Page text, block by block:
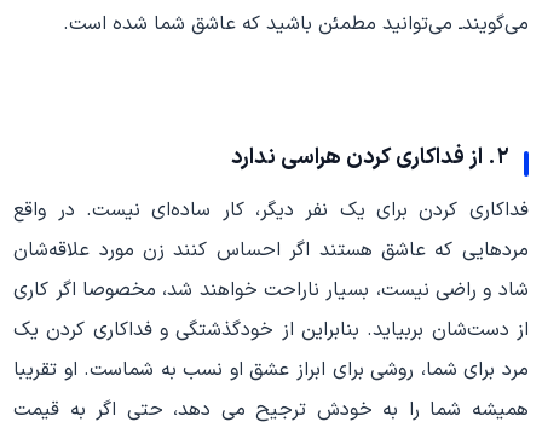
می‌گویندـ می‌توانید مطمئن باشید که عاشق شما شده است.
۲. از فداکاری کردن هراسی ندارد
فداکاری کردن برای یک نفر دیگر، کار ساده‌ای نیست. در واقع
مردهایی که عاشق هستند اگر احساس کنند زن مورد علاقه‌شان
شاد و راضی نیست، بسیار ناراحت خواهند شد، مخصوصا اگر کاری
از دست‌شان بربیاید. بنابراین از خودگذشتگی و فداکاری کردن یک
مرد برای شما، روشی برای ابراز عشق او نسب به شماست. او تقریبا
همیشه شما را به خودش ترجیح می دهد، حتی اگر به قیمت